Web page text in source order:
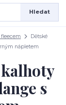
Hledat
fleecem
Dětské
nápletem
s